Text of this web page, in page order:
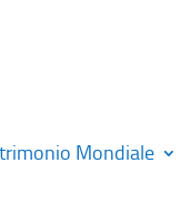
Mondiale